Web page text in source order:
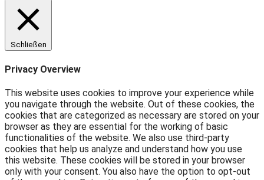
Schließen
Privacy Overview
This website uses cookies to improve your experience while
you navigate through the website. Out of these cookies, the
cookies that are categorized as necessary are stored on your
browser as they are essential for the working of basic
functionalities of the website. We also use third-party
cookies that help us analyze and understand how you use
this website. These cookies will be stored in your browser
only with your consent. You also have the option to opt-out